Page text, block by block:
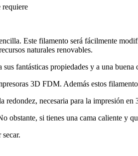
requiere
Este filamento será fácilmente
naturales renovables.
fantásticas propiedades y a una buena
3D FDM. Además estos
necesaria para la impresión
obstante, si tienes una cama caliente y